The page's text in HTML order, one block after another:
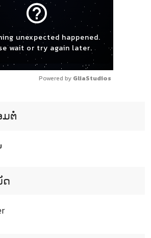
help_outline
unexpected happened.
wait or try again later.
Powered by GliaStudios
ມຕໍ່
ດ